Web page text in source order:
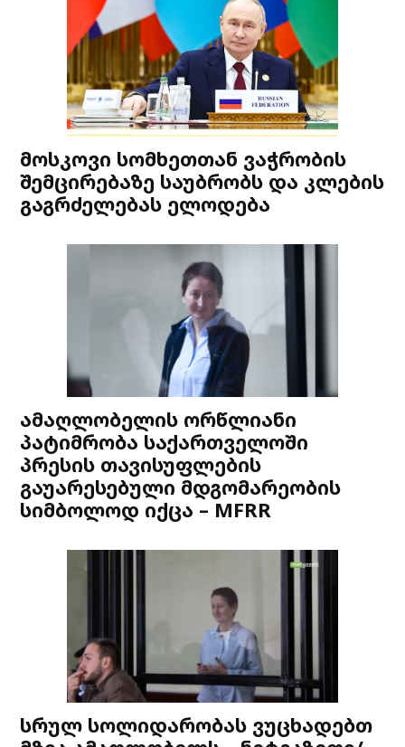
მოსკოვი სომხეთთან ვაჭრობის
შემცირებაზე საუბრობს და კლების
გაგრძელებას ელოდება
ამაღლობელის ორწლიანი
პატიმრობა საქართველოში
პრესის თავისუფლების
გაუარესებული მდგომარეობის
სიმბოლოდ იქცა – MFRR
სრულ სოლიდარობას ვუცხადებთ